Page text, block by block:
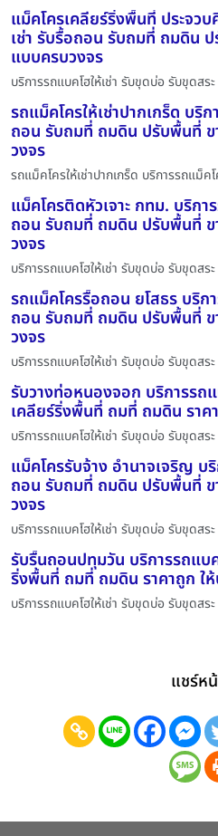
แม็คโครเคลียร์ริ่งพื้นที่ ประจว
เช่า รับรื้อถอน รับถมที่ ถมดิน
แบบครบวงจร
บริการรถแบคโฮให้เช่า รับขุดบ่อ รับขุดส
รถแม็คโครให้เช่าปากเกร็ด บริ
ถอน รับถมที่ ถมดิน ปรับพื้นที่
วงจร
รถแม็คโครให้เช่าปากเกร็ด บริการรถแม็
แม็คโครติดหัวเจาะ กทม. บริกา
ถอน รับถมที่ ถมดิน ปรับพื้นที่
วงจร
บริการรถแบคโฮให้เช่า รับขุดบ่อ รับขุดส
รถแม็คโครรื้อถอน ยโสธร บริก
ถอน รับถมที่ ถมดิน ปรับพื้นที่
วงจร
บริการรถแบคโฮให้เช่า รับขุดบ่อ รับขุดส
รับวางท่อหนองจอก บริการรถ
เคลียร์ริ่งพื้นที่ ถมที่ ถมดิน ราค
บริการรถแบคโฮให้เช่า รับขุดบ่อ รับขุดส
แม็คโครรับจ้าง อำนาจเจริญ บ
ถอน รับถมที่ ถมดิน ปรับพื้นที่
วงจร
บริการรถแบคโฮให้เช่า รับขุดบ่อ รับขุดส
รับรื้นถอนปทุมวัน บริการรถแบ
ริ่งพื้นที่ ถมที่ ถมดิน ราคาถูก ให้
บริการรถแบคโฮให้เช่า รับขุดบ่อ รับขุดส
แชร์ห